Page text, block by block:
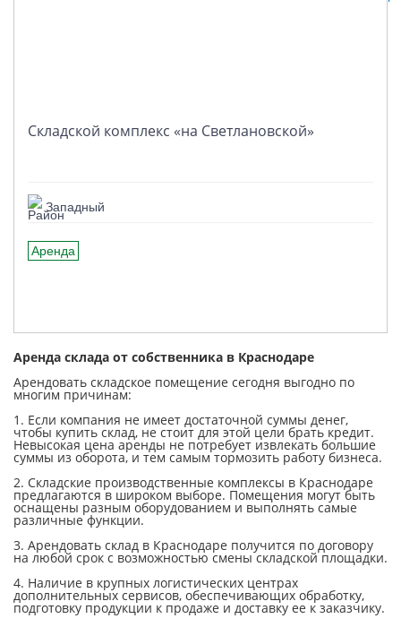
Складской комплекс «на Светлановской»
Западный
Аренда
Аренда склада от собственника в Краснодаре
Арендовать складское помещение сегодня выгодно по
многим причинам:
1. Если компания не имеет достаточной суммы денег,
чтобы купить склад, не стоит для этой цели брать кредит.
Невысокая цена аренды не потребует извлекать большие
суммы из оборота, и тем самым тормозить работу бизнеса.
2. Складские производственные комплексы в Краснодаре
предлагаются в широком выборе. Помещения могут быть
оснащены разным оборудованием и выполнять самые
различные функции.
3. Арендовать склад в Краснодаре получится по договору
на любой срок с возможностью смены складской площадки.
4. Наличие в крупных логистических центрах
дополнительных сервисов, обеспечивающих обработку,
подготовку продукции к продаже и доставку ее к заказчику.